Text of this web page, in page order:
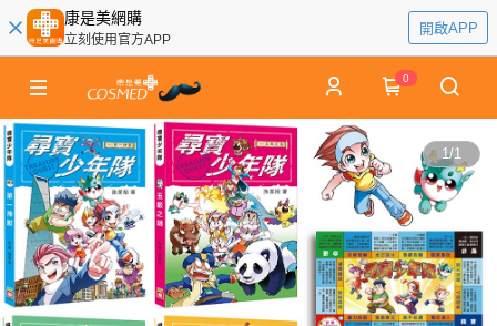
康是美網購
立刻使用官方APP
開啟APP
0
1/1